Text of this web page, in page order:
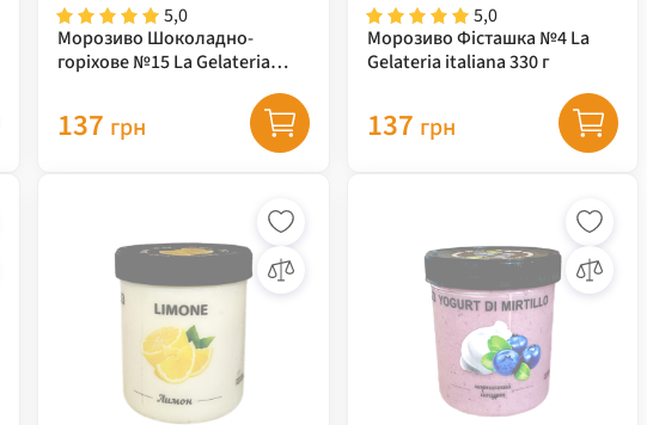
5,0
Морозиво Шоколадно-
горіхове №15 La Gelateria
137 грн
5,0
Морозиво Фісташка №4 La
Gelateria italiana 330 г
137 грн